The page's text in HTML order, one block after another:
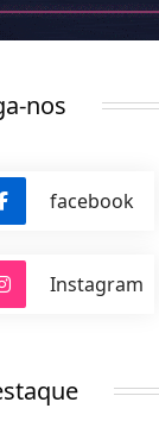
nos
facebook
Instagram